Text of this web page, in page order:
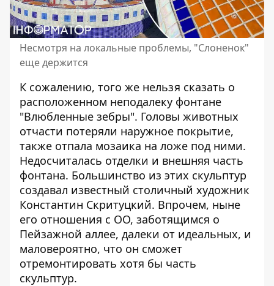
Несмотря на локальные проблемы, "Слоненок"
еще держится
К сожалению, того же нельзя сказать о
расположенном неподалеку фонтане
"Влюбленные зебры". Головы животных
отчасти потеряли наружное покрытие,
также отпала мозаика на ложе под ними.
Недосчиталась отделки и внешняя часть
фонтана. Большинство из этих скульптур
создавал известный столичный художник
Константин Скритуцкий. Впрочем, ныне
его отношения с ОО, заботящимся о
Пейзажной аллее, далеки от идеальных, и
маловероятно, что он сможет
отремонтировать хотя бы часть
скульптур.